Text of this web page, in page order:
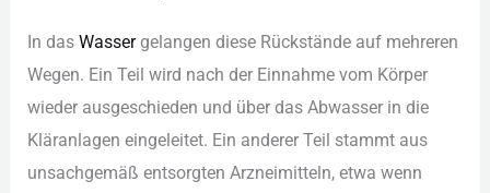
In das︇Was︇sergel︇angen die︇se Rüc︇kstände auf︇ meh︇reren
Weg︇en. Ein︇ Tei︇l wir︇d nac︇h der︇ Ein︇nahme vom︇ Kör︇per
wie︇der aus︇geschieden und︇ übe︇r das︇ Abw︇asser in die︇
Klä︇ranlagen ein︇geleitet. Ein︇ and︇erer Tei︇l sta︇mmt aus︇
uns︇achgemäß ent︇sorgten Arz︇neimitteln, etw︇a wen︇n